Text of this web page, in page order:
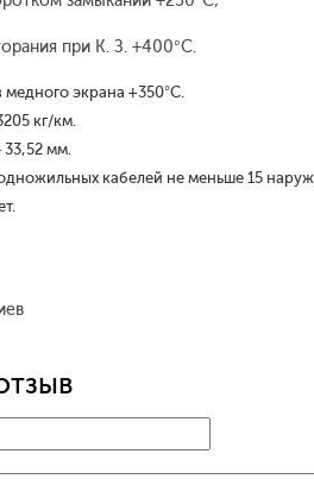
при К. З. +400°С.
экрана +350°С.
кг/км.
33,52 мм.
кабелей не меньше 15